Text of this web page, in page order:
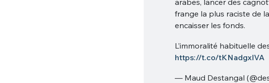
arabes, lancer des
frange la plus raciste de
encaisser les fonds.
L’immoralité habituelle
https://t.co/tKNadgxIVA
— Maud Destangal